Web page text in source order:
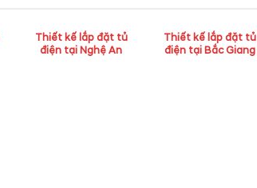
Thiết kế lắp đặt tủ
điện tại Nghệ An
Thiết kế lắp đặt tủ
điện tại Bắc Giang